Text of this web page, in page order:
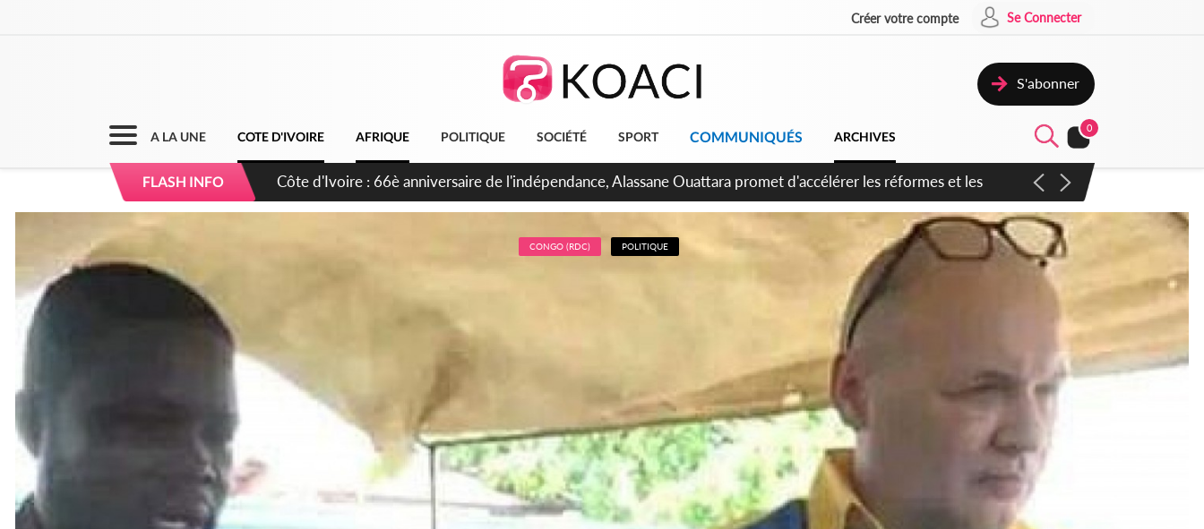
Créer votre compte Se Connecter
S'abonner
A LA UNE COTE D'IVOIRE AFRIQUE POLITIQUE SOCIÉTÉ SPORT COMMUNIQUÉS ARCHIVES
0
FLASH INFO
Côte d'Ivoire : À Abidjan, Amadou Oury Bah admire le modèle ivoirien et veut s'en inspirer pour accélérer le
développement de la Guinée
CONGO (RDC) POLITIQUE